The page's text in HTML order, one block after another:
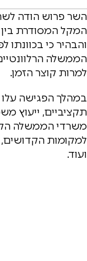
השר פרוש הודה
המקל המסודרת
והבהיר כי בכוונתו
הממשלה
למרות קוצר הזמן.
במהלך הפגישה
תקציביים, ייעוץ
משרדי הממשלה
למקומות
ועוד.